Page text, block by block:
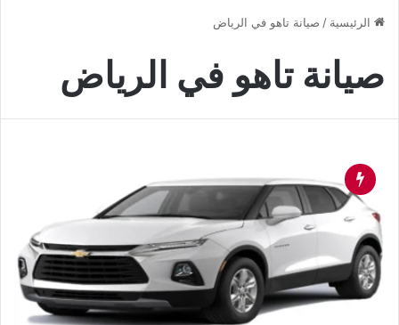
الرئيسية / صيانة تاهو في الرياض
صيانة تاهو في الرياض